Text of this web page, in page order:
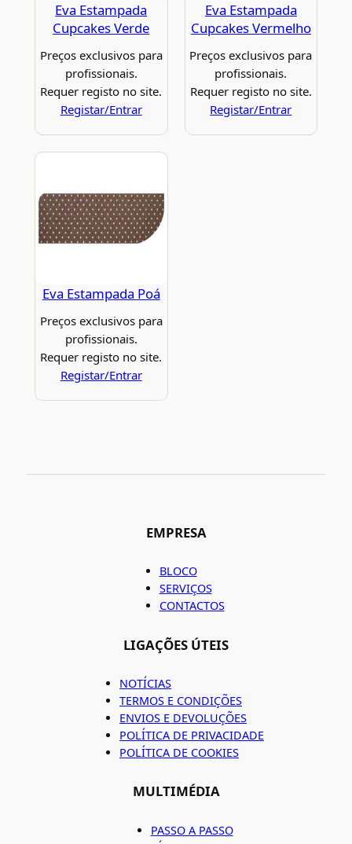
Eva Estampada
Cupcakes Verde
Preços exclusivos para
profissionais.
Requer registo no site.
Registar/Entrar
Eva Estampada
Cupcakes Vermelho
Preços exclusivos para
profissionais.
Requer registo no site.
Registar/Entrar
Eva Estampada Poá
Preços exclusivos para
profissionais.
Requer registo no site.
Registar/Entrar
EMPRESA
BLOCO
SERVIÇOS
CONTACTOS
LIGAÇÕES ÚTEIS
NOTÍCIAS
TERMOS E CONDIÇÕES
ENVIOS E DEVOLUÇÕES
POLÍTICA DE PRIVACIDADE
POLÍTICA DE COOKIES
MULTIMÉDIA
PASSO A PASSO